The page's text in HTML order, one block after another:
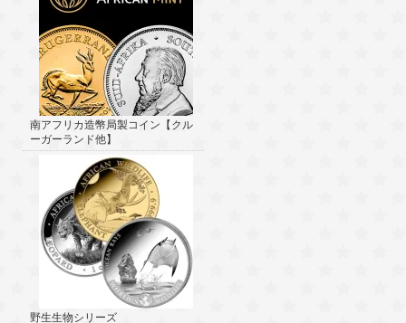
南アフリカ造幣局製コイン【クル
ーガーランド他】
野生生物シリーズ